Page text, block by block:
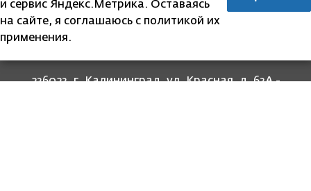
236023, г. Калининград, ул. Красная, д. 63А -
и сервис Яндекс.Метрика. Оставаясь
на сайте, я соглашаюсь с политикой их
применения.